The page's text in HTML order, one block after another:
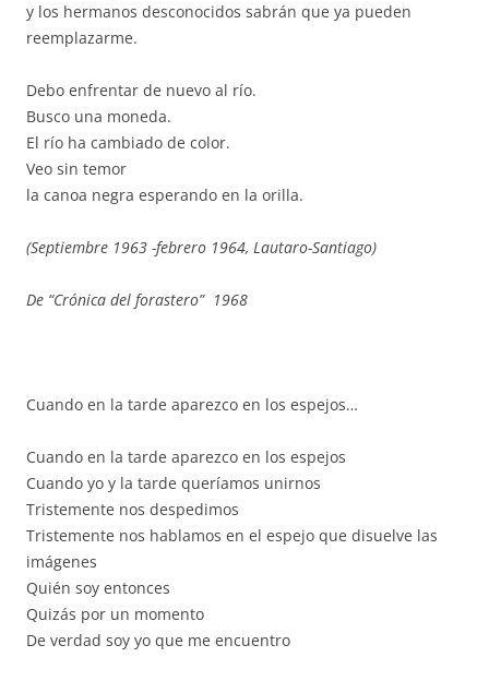
y los hermanos desconocidos sabrán que ya pueden
reemplazarme.
Debo enfrentar de nuevo al río.
Busco una moneda.
El río ha cambiado de color.
Veo sin temor
la canoa negra esperando en la orilla.
(Septiembre 1963 -febrero 1964, Lautaro-Santiago)
De “Crónica del forastero” 1968
Cuando en la tarde aparezco en los espejos…
Cuando en la tarde aparezco en los espejos
Cuando yo y la tarde queríamos unirnos
Tristemente nos despedimos
Tristemente nos hablamos en el espejo que disuelve las
imágenes
Quién soy entonces
Quizás por un momento
De verdad soy yo que me encuentro